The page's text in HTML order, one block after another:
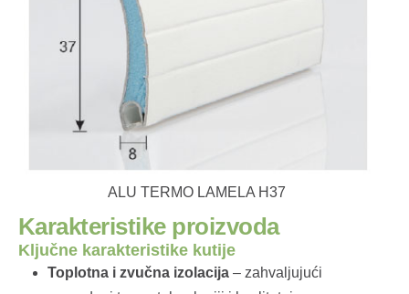
ALU TERMO LAMELA H37
Karakteristike proizvoda
Ključne karakteristike kutije
Toplotna i zvučna izolacija – zahvaljujući